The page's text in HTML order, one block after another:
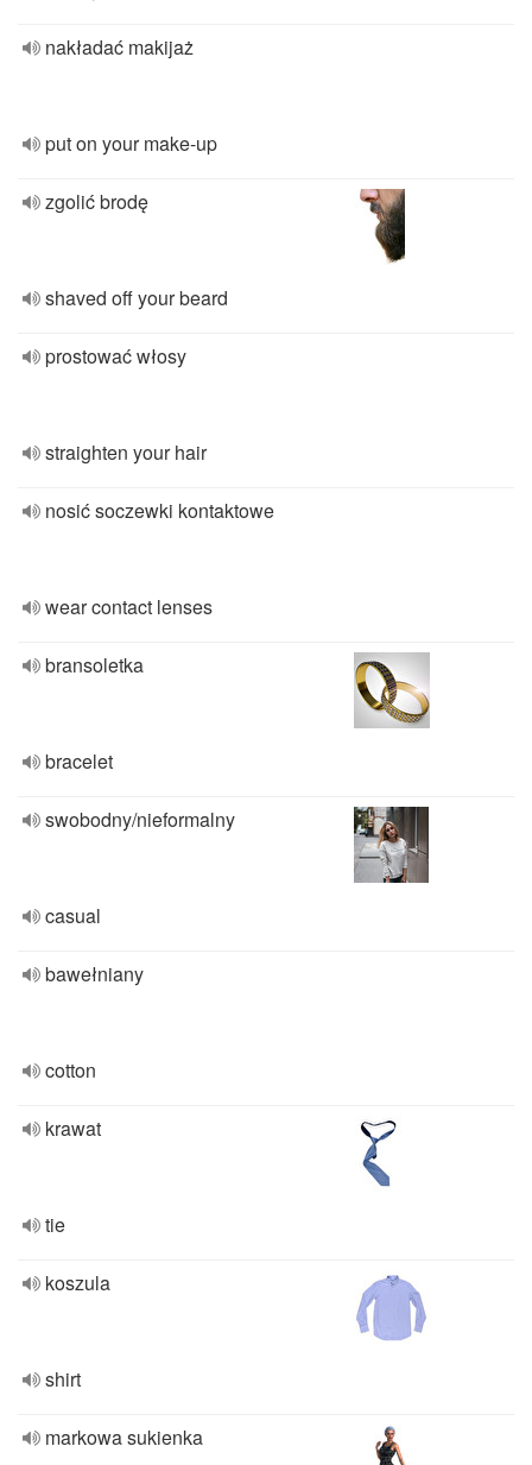
nakładać makijaż
put on your make-up
zgolić brodę
shaved off your beard
prostować włosy
straighten your hair
nosić soczewki kontaktowe
wear contact lenses
bransoletka
bracelet
swobodny/nieformalny
casual
bawełniany
cotton
krawat
tie
koszula
shirt
markowa sukienka